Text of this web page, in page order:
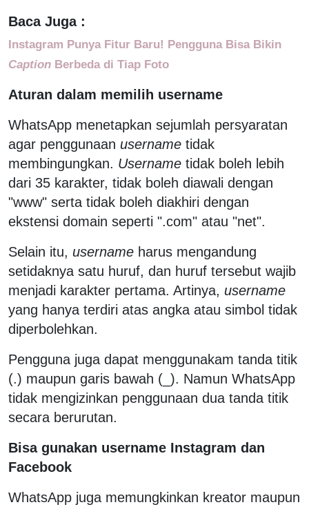
Baca Juga :
Instagram Punya Fitur Baru! Pengguna Bisa Bikin
Caption Berbeda di Tiap Foto
Aturan dalam memilih username
WhatsApp menetapkan sejumlah persyaratan
agar penggunaan username tidak
membingungkan. Username tidak boleh lebih
dari 35 karakter, tidak boleh diawali dengan
"www" serta tidak boleh diakhiri dengan
ekstensi domain seperti ".com" atau "net".
Selain itu, username harus mengandung
setidaknya satu huruf, dan huruf tersebut wajib
menjadi karakter pertama. Artinya, username
yang hanya terdiri atas angka atau simbol tidak
diperbolehkan.
Pengguna juga dapat menggunakam tanda titik
(.) maupun garis bawah (_). Namun WhatsApp
tidak mengizinkan penggunaan dua tanda titik
secara berurutan.
Bisa gunakan username Instagram dan
Facebook
WhatsApp juga memungkinkan kreator maupun